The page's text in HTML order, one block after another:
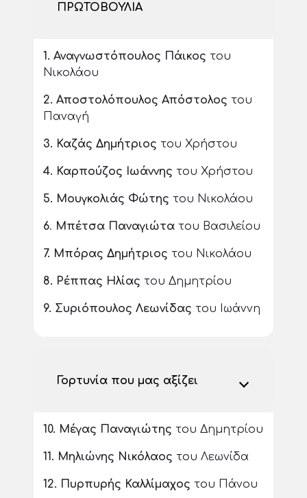
ΠΡΩΤΟΒΟΥΛΙΑ
1. Αναγνωστόπουλος Πάικος του
Νικολάου
2. Αποστολόπουλος Απόστολος του
Παναγή
3. Καζάς Δημήτριος του Χρήστου
4. Καρπούζος Ιωάννης του Χρήστου
5. Μουγκολιάς Φώτης του Νικολάου
6. Μπέτσα Παναγιώτα του Βασιλείου
7. Μπόρας Δημήτριος του Νικολάου
8. Ρέππας Ηλίας του Δημητρίου
9. Συριόπουλος Λεωνίδας του Ιωάννη
Γορτυνία που μας αξίζει
10. Μέγας Παναγιώτης του Δημητρίου
11. Μηλιώνης Νικόλαος του Λεωνίδα
12. Πυρπυρής Καλλίμαχος του Πάνου